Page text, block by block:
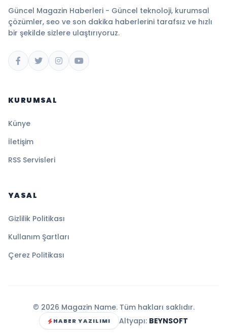
Güncel Magazin Haberleri - Güncel teknoloji, kurumsal
çözümler, seo ve son dakika haberlerini tarafsız ve hızlı
bir şekilde sizlere ulaştırıyoruz.
KURUMSAL
Künye
İletişim
RSS Servisleri
YASAL
Gizlilik Politikası
Kullanım Şartları
Çerez Politikası
© 2026 Magazin Name. Tüm hakları saklıdır.
HABER YAZILIMI Altyapı: BEYNSOFT